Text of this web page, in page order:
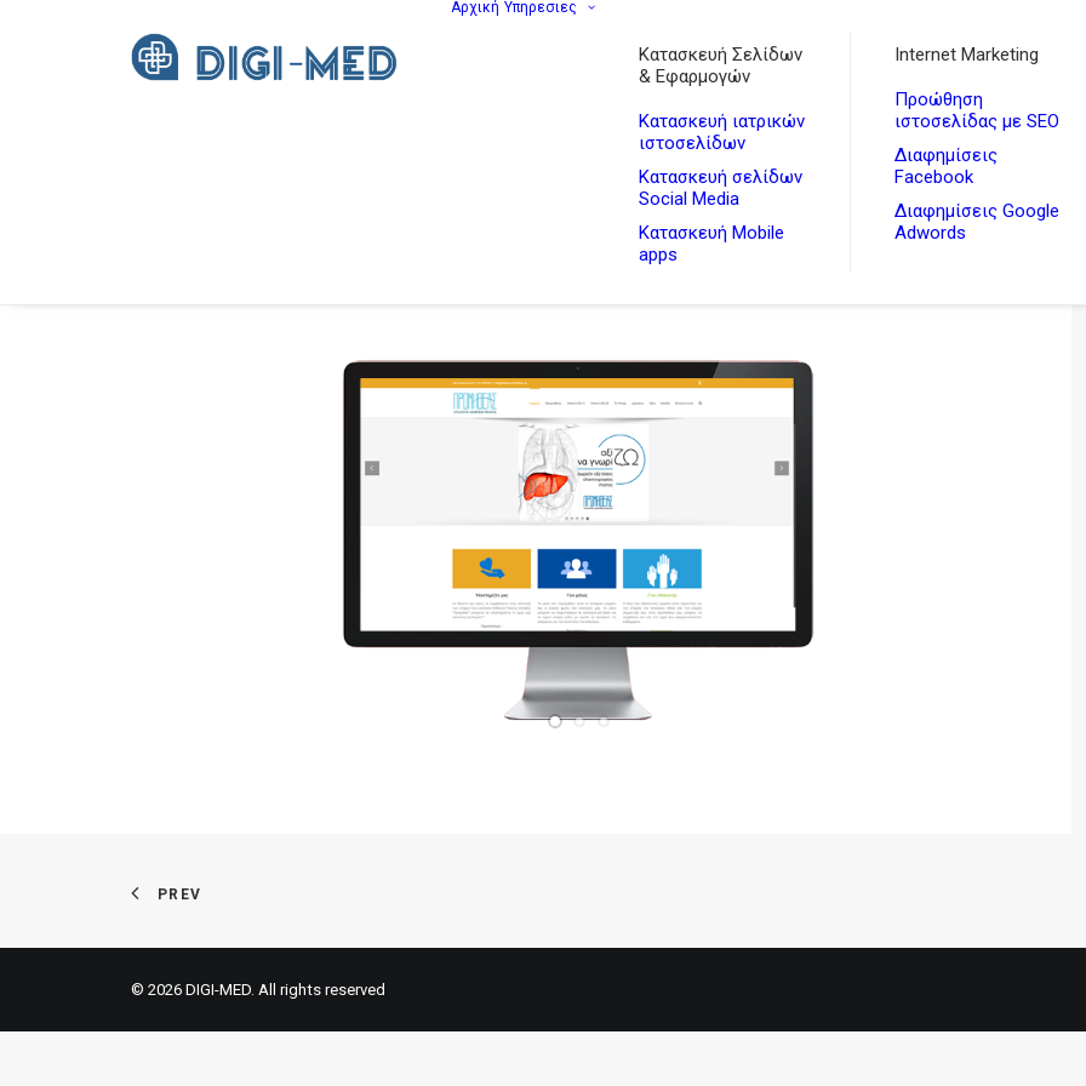
Αρχική Υπηρεσιες
Κατασκευή Σελίδων
& Εφαρμογών
Κατασκευή ιατρικών
ιστοσελίδων
Κατασκευή σελίδων
Social Media
Κατασκευή Mobile
apps
Internet Marketing
Προώθηση
ιστοσελίδας με SEO
Διαφημίσεις
Facebook
Διαφημίσεις Google
Adwords
PREV
© 2026 DIGI-MED. All rights reserved